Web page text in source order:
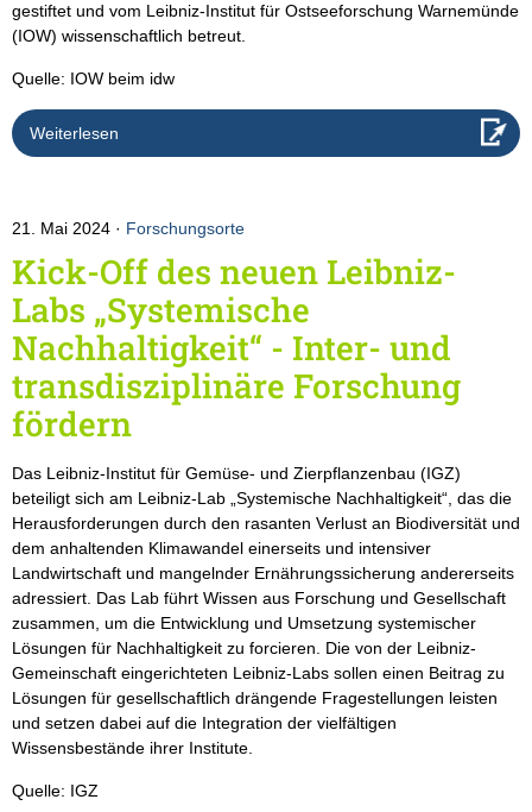
gestiftet und vom Leibniz-Institut für Ostseeforschung Warnemünde
(IOW) wissenschaftlich betreut.
Quelle: IOW beim idw
Weiterlesen
21. Mai 2024 Forschungsorte
Kick-Off des neuen Leibniz-
Labs „Systemische
Nachhaltigkeit“ - Inter- und
transdisziplinäre Forschung
fördern
Das Leibniz-Institut für Gemüse- und Zierpflanzenbau (IGZ)
beteiligt sich am Leibniz-Lab „Systemische Nachhaltigkeit“, das die
Herausforderungen durch den rasanten Verlust an Biodiversität und
dem anhaltenden Klimawandel einerseits und intensiver
Landwirtschaft und mangelnder Ernährungssicherung andererseits
adressiert. Das Lab führt Wissen aus Forschung und Gesellschaft
zusammen, um die Entwicklung und Umsetzung systemischer
Lösungen für Nachhaltigkeit zu forcieren. Die von der Leibniz-
Gemeinschaft eingerichteten Leibniz-Labs sollen einen Beitrag zu
Lösungen für gesellschaftlich drängende Fragestellungen leisten
und setzen dabei auf die Integration der vielfältigen
Wissensbestände ihrer Institute.
Quelle: IGZ